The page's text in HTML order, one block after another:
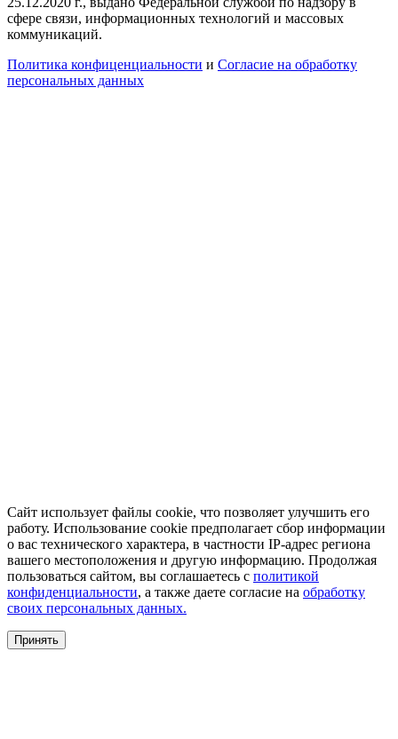
сфере связи, информационных технологий и массовых
коммуникаций.
Политика конфиценциальности и Согласие на обработку
персональных данных
Сайт использует файлы cookie, что позволяет улучшить его
работу. Использование cookie предполагает сбор информации
о вас технического характера, в частности IP-адрес региона
вашего местоположения и другую информацию. Продолжая
пользоваться сайтом, вы соглашаетесь с политикой
конфиденциальности, а также даете согласие на обработку
своих персональных данных.
Принять